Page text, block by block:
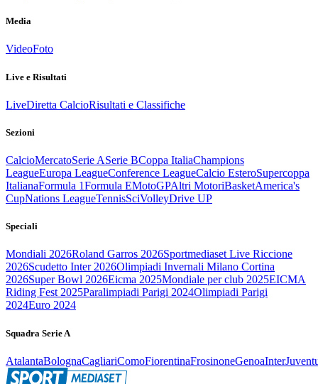
Media
VideoFoto
Live e Risultati
LiveDiretta CalcioRisultati e Classifiche
Sezioni
CalcioMercatoSerie ASerie BCoppa ItaliaChampions
LeagueEuropa LeagueConference LeagueCalcio EsteroSupercoppa
ItalianaFormula 1Formula EMotoGPAltri MotoriBasketAmerica's
CupNations LeagueTennisSciVolleyDrive UP
Speciali
Mondiali 2026Roland Garros 2026Sportmediaset Live Riccione
2026Scudetto Inter 2026Olimpiadi Invernali Milano Cortina
2026Super Bowl 2026Eicma 2025Mondiale per club 2025EICMA
Riding Fest 2025Paralimpiadi Parigi 2024Olimpiadi Parigi
2024Euro 2024
Squadra Serie A
AtalantaBolognaCagliariComoFiorentinaFrosinoneGenoaInter